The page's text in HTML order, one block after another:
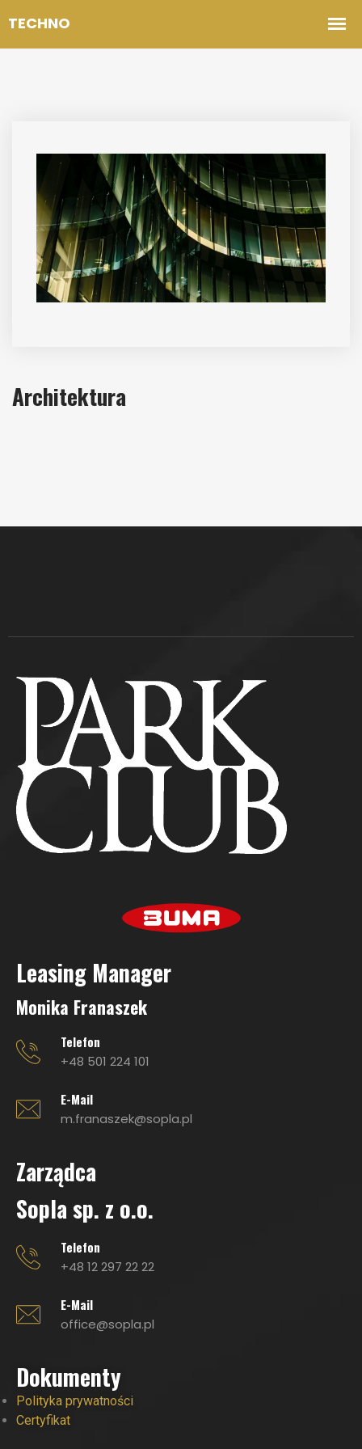
Architektura
Leasing Manager
Monika Franaszek
Telefon
+48 501 224 101
E-Mail
m.franaszek@sopla.pl
Zarządca
Sopla sp. z o.o.
Telefon
+48 12 297 22 22
E-Mail
office@sopla.pl
Dokumenty
Polityka prywatności
Certyfikat